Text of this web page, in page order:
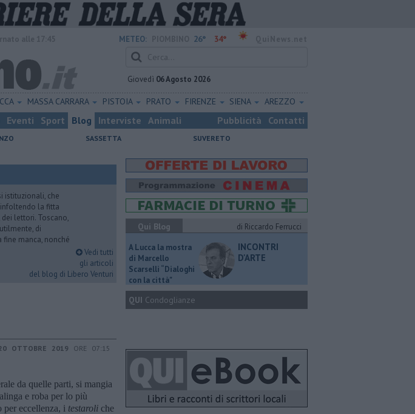
METEO: 26° 34°
Giovedì 06 Agosto 2026
MASSA CARRARA PISTOIA PRATO FIRENZE SIENA AREZZO
Eventi Sport Blog Interviste Animali Pubblicità Contatti
SASSETTA SUVERETO
istituzionali, che
la fitta
lettori. Toscano,
di
manca, nonché
Vedi tutti
gli articoli
del blog di Libero Venturi
OTTOBRE 2019 ORE 07:15
da quelle parti, si mangia
e roba per lo più
per eccellenza, i testaroli che
Qui Blog
di Riccardo Ferrucci
A Lucca la mostra
di Marcello
Scarselli “Dialoghi
con la città"
INCONTRI
D'ARTE
QUI Condoglianze